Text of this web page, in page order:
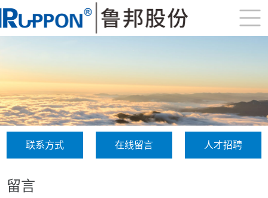
联系方式 在线留言 人才招聘
留言